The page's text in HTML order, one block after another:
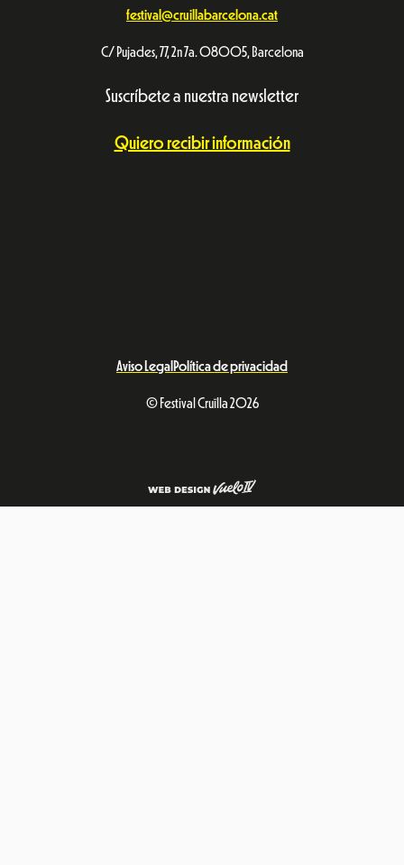
festival@cruillabarcelona.cat
C/ Pujades, 77, 2n 7a. 08005, Barcelona
Suscríbete a nuestra newsletter
Quiero recibir información
Aviso Legal Política de privacidad
© Festival Cruïlla 2026